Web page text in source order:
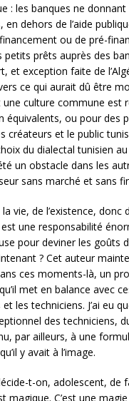
: les banques ne
en dehors de l’aide
ou de pré-
petits prêts auprès des
et exception faite de
ce qui aurait dû être
culture commune est
équivalents, ou pour des
créateurs et le public
du dialectal tunisien au
un obstacle dans les
sans marché et sans
vie, de l’existence,
une responsabilité
pour deviner les goûts
? Cet auteur
ces moments-là, un
met en balance avec
les techniciens. J’ai eu
des techniciens,
par ailleurs, à une
y avait à l’image.
t-on, adolescent, de
magique. C’est une